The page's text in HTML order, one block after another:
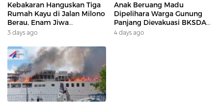
Kebakaran Hanguskan Tiga
Rumah Kayu di Jalan Milono
Berau, Enam Jiwa
Terdampak
3 days ago
Anak Beruang Madu
Dipelihara Warga Gunung
Panjang Dievakuasi BKSDA
Dan DAMKAR
4 days ago